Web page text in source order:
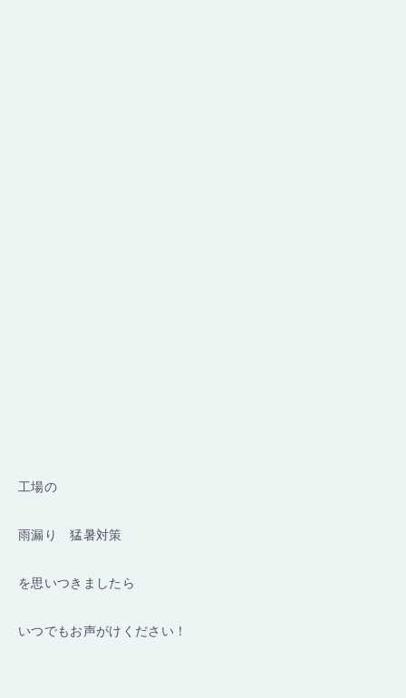
工場の
雨漏り 猛暑対策
を思いつきましたら
いつでもお声がけください！